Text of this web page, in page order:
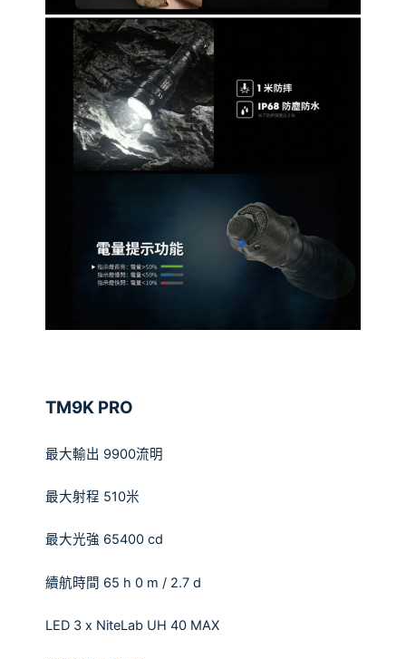
TM9K PRO
最大輸出 9900流明
最大射程 510米
最大光強 65400 cd
續航時間 65 h 0 m / 2.7 d
LED 3 x NiteLab UH 40 MAX